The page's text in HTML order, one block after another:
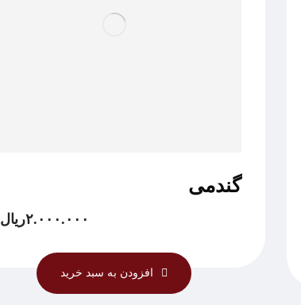
گندمی
۲.۰۰۰.۰۰۰ریال
افزودن به سبد خرید